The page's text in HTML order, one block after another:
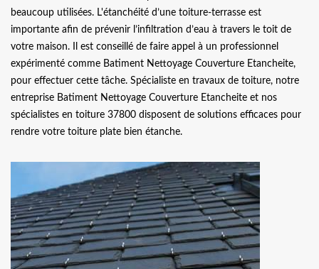
beaucoup utilisées. L'étanchéité d’une toiture-terrasse est
importante afin de prévenir l’infiltration d’eau à travers le toit de
votre maison. Il est conseillé de faire appel à un professionnel
expérimenté comme Batiment Nettoyage Couverture Etancheite,
pour effectuer cette tâche. Spécialiste en travaux de toiture, notre
entreprise Batiment Nettoyage Couverture Etancheite et nos
spécialistes en toiture 37800 disposent de solutions efficaces pour
rendre votre toiture plate bien étanche.